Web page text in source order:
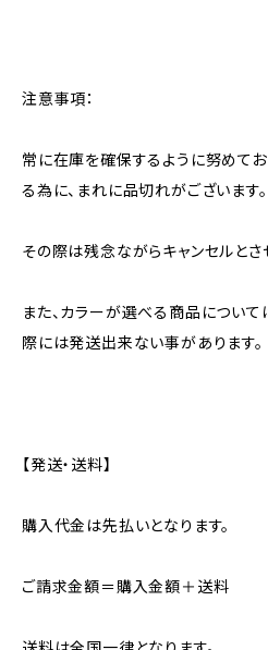
注意事項：
常に在庫を確保するように努めて
る為に、まれに品切れがございます。
その際は残念ながらキャンセルとさ
また、カラーが選べる商品につい
際には発送出来ない事があります。
【発送・送料】
購入代金は先払いとなります。
ご請求金額＝購入金額＋送料